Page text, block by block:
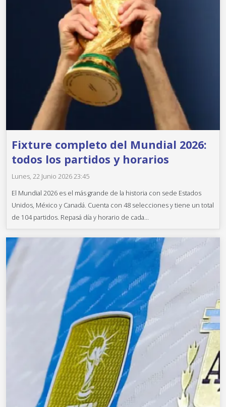
Fixture completo del Mundial 2026:
todos los partidos y horarios
Lunes, 22 Junio 2026 23:45
El Mundial 2026 es el más grande de la historia con sede Estados
Unidos, México y Canadá. Cuenta con 48 selecciones y tiene un total
de 104 partidos. Repasá día y horario de cada...